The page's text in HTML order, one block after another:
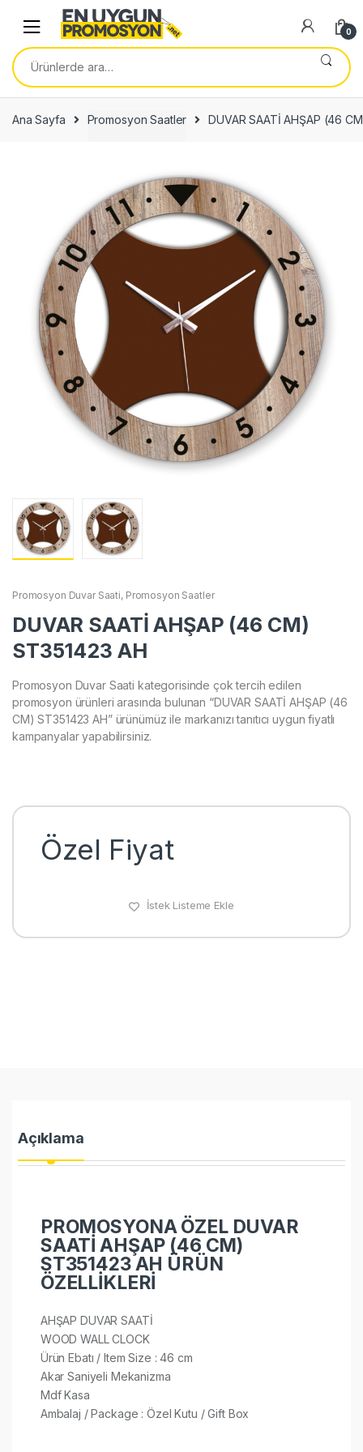
navigation
content
0
Ara:
Ana Sayfa Promosyon Saatler DUVAR SAATİ AHŞAP (46
Promosyon Duvar Saati, Promosyon Saatler
DUVAR SAATİ AHŞAP (46 CM)
ST351423 AH
Promosyon Duvar Saati kategorisinde çok tercih edilen
promosyon ürünleri arasında bulunan “DUVAR SAATİ AHŞAP (46
CM) ST351423 AH” ürünümüz ile markanızı tanıtıcı uygun fiyatlı
kampanyalar yapabilirsiniz.
Özel Fiyat
İstek Listeme Ekle
Açıklama
PROMOSYONA ÖZEL DUVAR
SAATİ AHŞAP (46 CM)
ST351423 AH ÜRÜN
ÖZELLİKLERİ
AHŞAP DUVAR SAATİ
WOOD WALL CLOCK
Ürün Ebatı / Item Size : 46 cm
Akar Saniyeli Mekanizma
Mdf Kasa
Ambalaj / Package : Özel Kutu / Gift Box​